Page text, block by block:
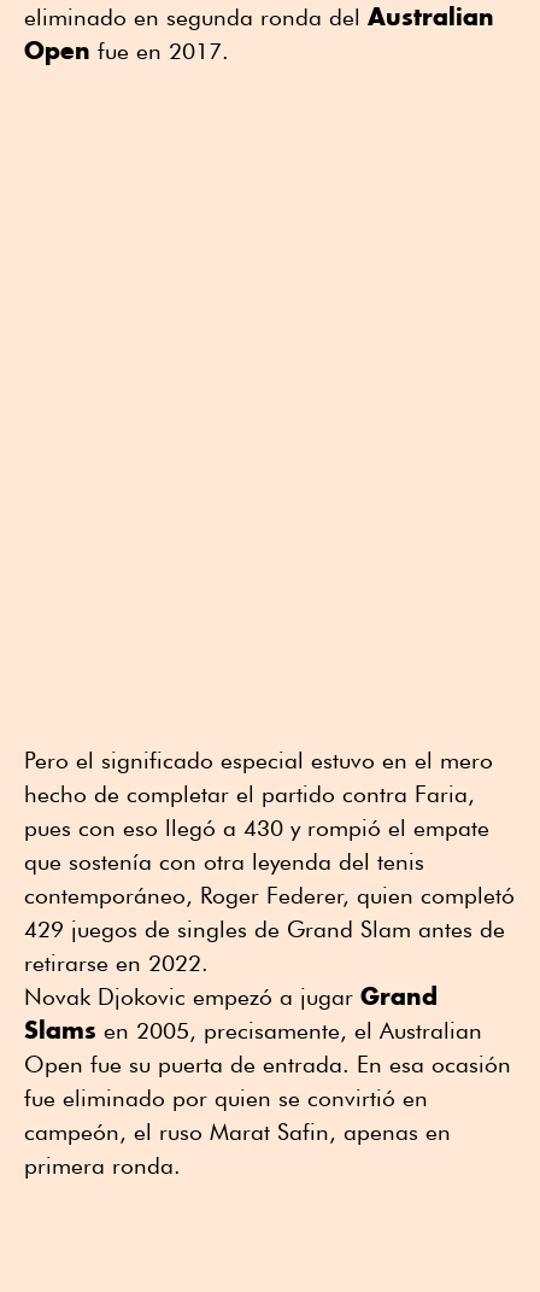
eliminado en segunda ronda del Australian
Open fue en 2017.
Pero el significado especial estuvo en el mero
hecho de completar el partido contra Faria,
pues con eso llegó a 430 y rompió el empate
que sostenía con otra leyenda del tenis
contemporáneo, Roger Federer, quien completó
429 juegos de singles de Grand Slam antes de
retirarse en 2022.
Novak Djokovic empezó a jugar Grand
Slams en 2005, precisamente, el Australian
Open fue su puerta de entrada. En esa ocasión
fue eliminado por quien se convirtió en
campeón, el ruso Marat Safin, apenas en
primera ronda.